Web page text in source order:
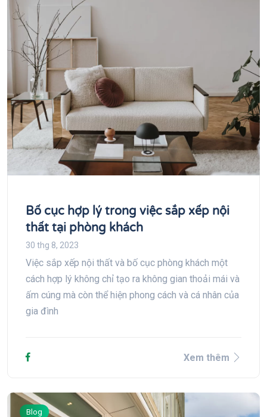
Bố cục hợp lý trong việc sắp xếp nội
thất tại phòng khách
30 thg 8, 2023
Việc sắp xếp nội thất và bố cục phòng khách một
cách hợp lý không chỉ tạo ra không gian thoải mái và
ấm cúng mà còn thể hiện phong cách và cá nhân của
gia đình
Xem thêm
Blog